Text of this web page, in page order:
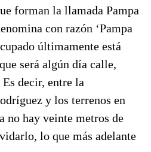
forman la llamada Pampa
con razón ‘Pampa
últimamente está
será algún día calle,
decir, entre la
y los terrenos en
no hay veinte metros de
lo que más adelante